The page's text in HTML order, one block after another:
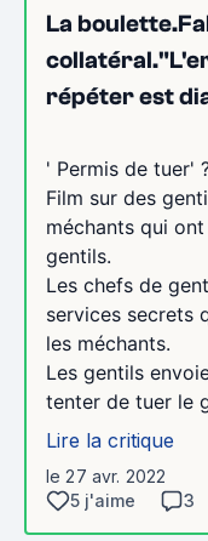
La
répéter est
' Permis de tuer'
Film sur des
méchants qui
gentils.
Les chefs de
services secrets
les méchants.
Les gentils
tenter de tuer le
Lire la critique
le 27 avr. 2022
5 j'aime
3